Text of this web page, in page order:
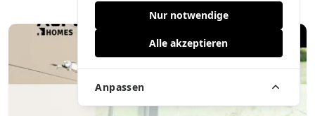
3 300 000 CHF
Nur notwendige
Alle akzeptieren
Anpassen